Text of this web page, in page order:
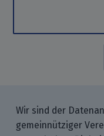
Wir sind der
gemeinnütziger